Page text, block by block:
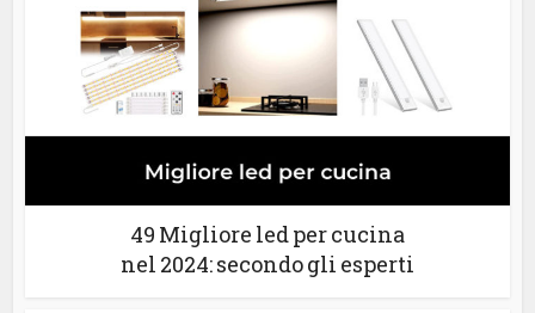
49 Migliore led per cucina
nel 2024: secondo gli esperti